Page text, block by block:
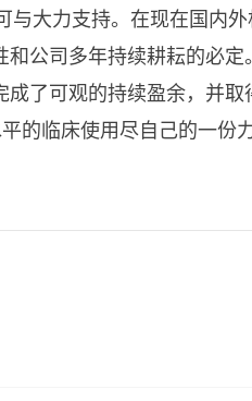
大力支持。在现在国内
公司多年持续耕耘的必
了可观的持续盈余，并取
的临床使用尽自己的一份